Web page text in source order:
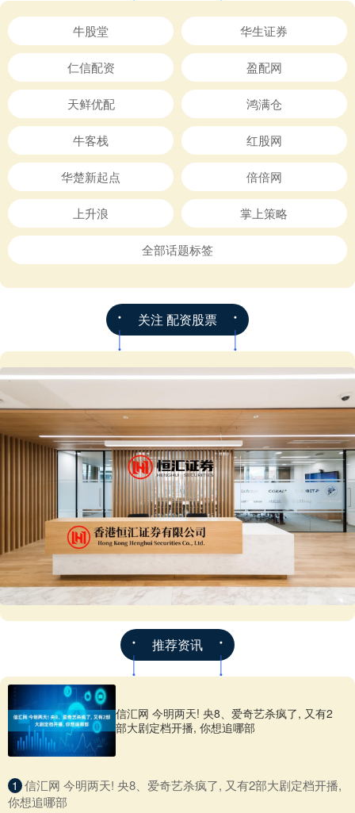
牛股堂 华生证券
仁信配资 盈配网
天鲜优配 鸿满仓
牛客栈 红股网
华楚新起点 倍倍网
上升浪 掌上策略
全部话题标签
关注 配资股票
推荐资讯
信汇网 今明两天! 央8、爱奇艺杀疯了, 又有2
部大剧定档开播, 你想追哪部
1 ​信汇网 今明两天! 央8、爱奇艺杀疯了, 又有2部大剧定档开播,
你想追哪部